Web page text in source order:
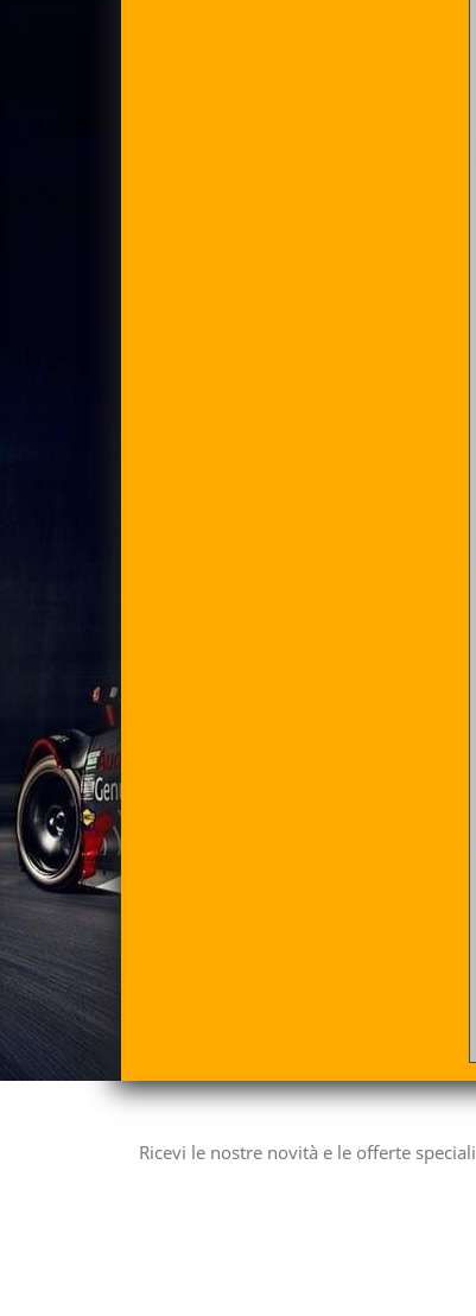
Ricevi le nostre novità e le offerte speciali